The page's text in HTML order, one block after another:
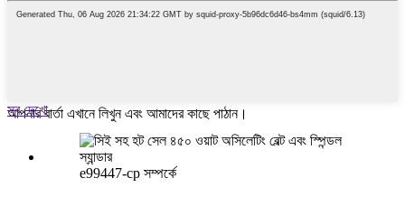
আপনার বার্তা এখানে লিখুন এবং আমাদের কাছে পাঠান।
সব দেখো
e99447-cp সম্পর্কে